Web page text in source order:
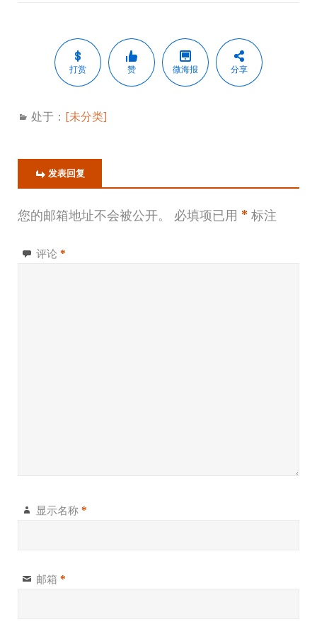
打赏 赞 微海报 分享
处于： [未分类]
发表回复
您的邮箱地址不会被公开。 必填项已用 * 标注
评论 *
显示名称 *
邮箱 *